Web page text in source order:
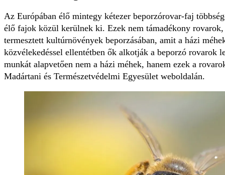
Az Európában élő mintegy kétezer beporzórovar-faj
élő fajok közül kerülnek ki. Ezek nem támadékony
termesztett kultúrnövények beporzásában, amit a házi
közvélekedéssel ellentétben ők alkotják a beporzó rovarok
munkát alapvetően nem a házi méhek, hanem ezek a
Madártani és Természetvédelmi Egyesület weboldalán.